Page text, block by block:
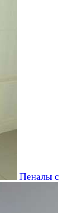
Пеналы с